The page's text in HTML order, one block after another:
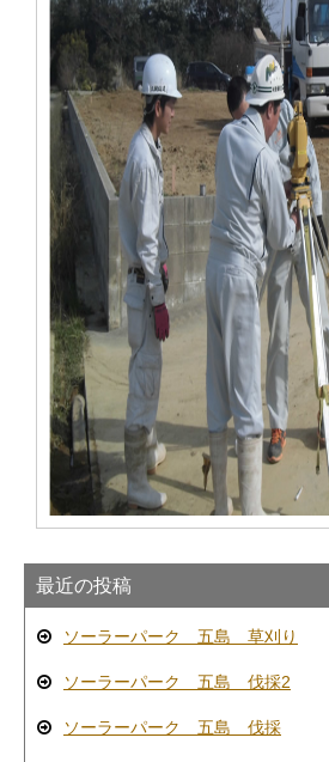
最近の投稿
ソーラーパーク 五島 草刈り
ソーラーパーク 五島 伐採2
ソーラーパーク 五島 伐採